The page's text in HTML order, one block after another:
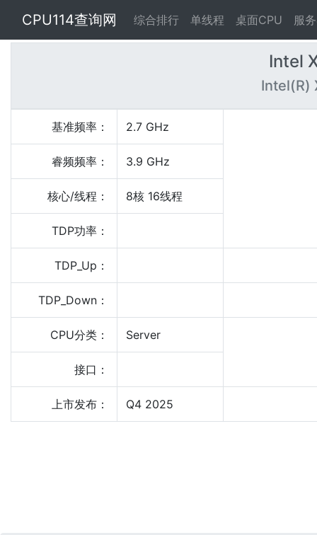
CPU114查询网 综合排行 单线程 桌面CPU 服
Intel
Intel(R)
基准频率： 2.7 GHz
睿频频率： 3.9 GHz
核心/线程： 8核 16线程
TDP功率：
TDP_Up：
TDP_Down：
CPU分类： Server
接口：
上市发布： Q4 2025